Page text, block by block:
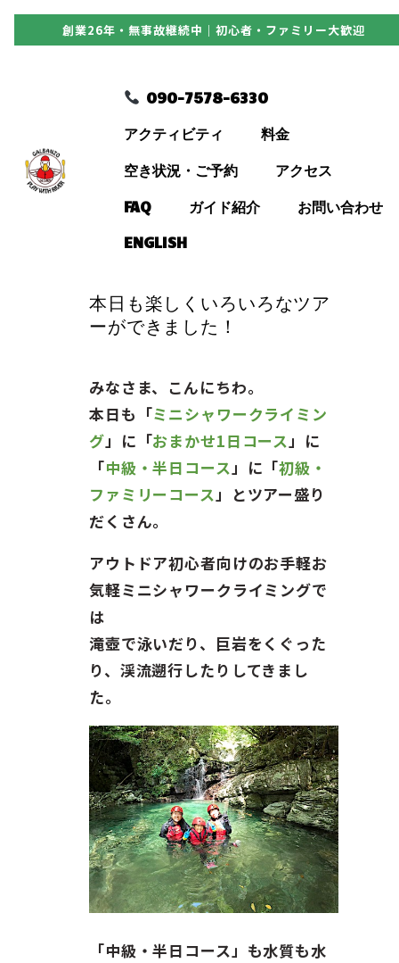
創業26年・無事故継続中｜初心者・ファミリー大歓迎
090-7578-6330
アクティビティ 料金
空き状況・ご予約 アクセス
FAQ ガイド紹介 お問い合わせ
ENGLISH
アクティビティ
料金
ガイド紹介
お問い合わせ
ENGLISH
本日も楽しくいろいろなツア
ーができました！
みなさま、こんにちわ。
本日も「ミニシャワークライミン
グ」に「おまかせ1日コース」に
「中級・半日コース」に「初級・
ファミリーコース」とツアー盛り
だくさん。
アウトドア初心者向けのお手軽お
気軽ミニシャワークライミングで
は
滝壺で泳いだり、巨岩をくぐった
り、渓流遡行したりしてきまし
た。
「中級・半日コース」も水質も水